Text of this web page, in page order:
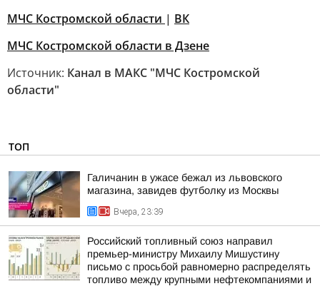
МЧС Костромской области | ВК
МЧС Костромской области в Дзене
Источник: Канал в МАКС "МЧС Костромской
области"
ТОП
Галичанин в ужасе бежал из львовского
магазина, завидев футболку из Москвы
Вчера, 23:39
Российский топливный союз направил
премьер-министру Михаилу Мишустину
письмо с просьбой равномерно распределять
топливо между крупными нефтекомпаниями и